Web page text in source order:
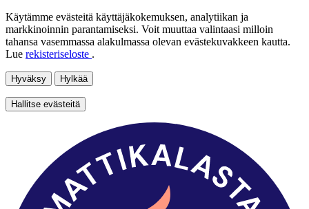
Käytämme evästeitä käyttäjäkokemuksen, analytiikan ja
markkinoinnin parantamiseksi. Voit muuttaa valintaasi milloin
tahansa vasemmassa alakulmassa olevan evästekuvakkeen kautta.
Lue rekisteriseloste .
Hyväksy Hylkää
Hallitse evästeitä